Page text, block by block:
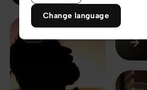
Change language